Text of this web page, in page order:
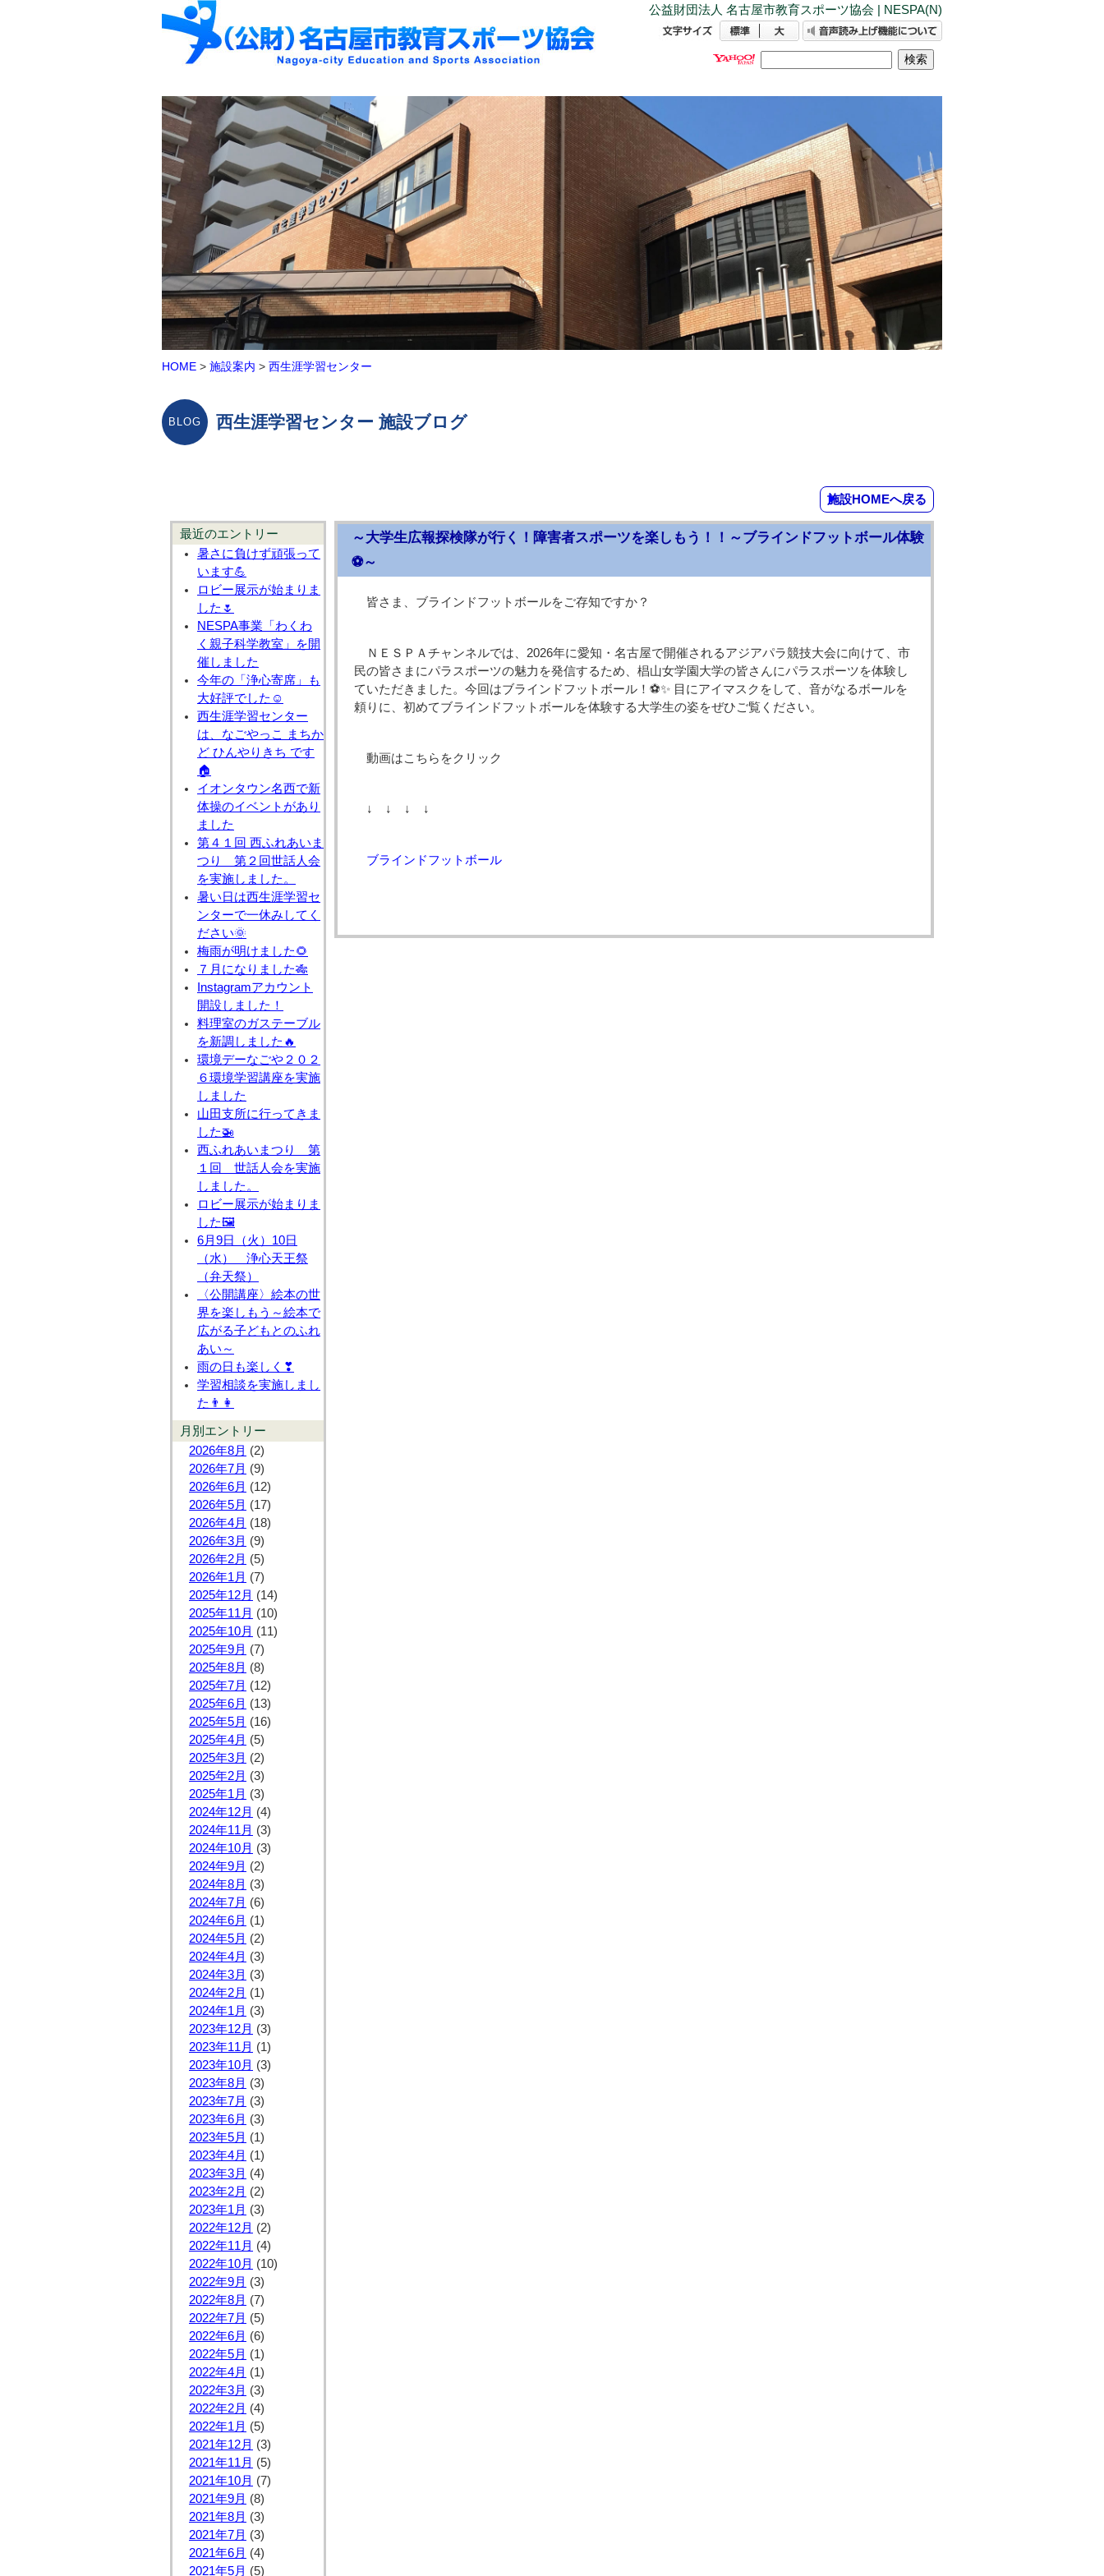
公益財団法人 名古屋市教育スポーツ協会 | NESPA(N)
HOME > 施設案内 > 西生涯学習センター
西生涯学習センター 施設ブログ
施設HOMEへ戻る
最近のエントリー
暑さに負けず頑張って
います💪
ロビー展示が始まりま
した🌷
NESPA事業「わくわ
く親子科学教室」を開
催しました
今年の「浄心寄席」も
大好評でした☺
西生涯学習センター
は、なごやっこ まちか
ど ひんやりきち です
🏠
イオンタウン名西で新
体操のイベントがあり
ました
第４１回 西ふれあいま
つり 第２回世話人会
を実施しました。
暑い日は西生涯学習セ
ンターで一休みしてく
ださい🌞
梅雨が明けました🌻
７月になりました🎋
Instagramアカウント
開設しました！
料理室のガステーブル
を新調しました🔥
環境デーなごや２０２
６環境学習講座を実施
しました
山田支所に行ってきま
した🚁
西ふれあいまつり 第
１回 世話人会を実施
しました。
ロビー展示が始まりま
した🖼
6月9日（火）10日
（水） 浄心天王祭
（弁天祭）
〈公開講座〉絵本の世
界を楽しもう～絵本で
広がる子どもとのふれ
あい～
雨の日も楽しく❣
学習相談を実施しまし
た👨👩
月別エントリー
2026年8月 (2)
2026年7月 (9)
2026年6月 (12)
2026年5月 (17)
2026年4月 (18)
2026年3月 (9)
2026年2月 (5)
2026年1月 (7)
2025年12月 (14)
2025年11月 (10)
2025年10月 (11)
2025年9月 (7)
2025年8月 (8)
2025年7月 (12)
2025年6月 (13)
2025年5月 (16)
2025年4月 (5)
2025年3月 (2)
2025年2月 (3)
2025年1月 (3)
2024年12月 (4)
2024年11月 (3)
2024年10月 (3)
2024年9月 (2)
2024年8月 (3)
2024年7月 (6)
2024年6月 (1)
2024年5月 (2)
2024年4月 (3)
2024年3月 (3)
2024年2月 (1)
2024年1月 (3)
2023年12月 (3)
2023年11月 (1)
2023年10月 (3)
2023年8月 (3)
2023年7月 (3)
2023年6月 (3)
2023年5月 (1)
2023年4月 (1)
2023年3月 (4)
2023年2月 (2)
2023年1月 (3)
2022年12月 (2)
2022年11月 (4)
2022年10月 (10)
2022年9月 (3)
2022年8月 (7)
2022年7月 (5)
2022年6月 (6)
2022年5月 (1)
2022年4月 (1)
2022年3月 (3)
2022年2月 (4)
2022年1月 (5)
2021年12月 (3)
2021年11月 (5)
2021年10月 (7)
2021年9月 (8)
2021年8月 (3)
2021年7月 (3)
2021年6月 (4)
2021年5月 (5)
～大学生広報探検隊が行く！障害者スポーツを楽しもう！！～ブラインドフットボール体験
⚽～
皆さま、ブラインドフットボールをご存知ですか？
ＮＥＳＰＡチャンネルでは、2026年に愛知・名古屋で開催されるアジアパラ競技大会に向けて、市
民の皆さまにパラスポーツの魅力を発信するため、椙山女学園大学の皆さんにパラスポーツを体験し
ていただきました。今回はブラインドフットボール！⚽✨ 目にアイマスクをして、音がなるボールを
頼りに、初めてブラインドフットボールを体験する大学生の姿をぜひご覧ください。
動画はこちらをクリック
↓ ↓ ↓ ↓
ブラインドフットボール